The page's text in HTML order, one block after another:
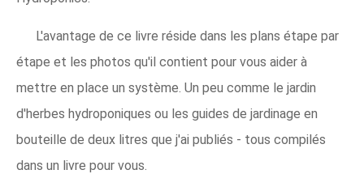
L'avantage de ce livre réside dans les plans étape par
étape et les photos qu'il contient pour vous aider à
mettre en place un système. Un peu comme le jardin
d'herbes hydroponiques ou les guides de jardinage en
bouteille de deux litres que j'ai publiés - tous compilés
dans un livre pour vous.